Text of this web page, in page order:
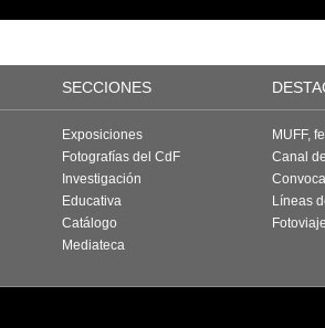
SECCIONES
Exposiciones
Fotografías del CdF
Investigación
Educativa
Catálogo
Mediateca
MUFF,
Canal
Líneas